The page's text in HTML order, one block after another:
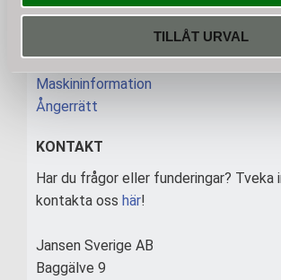
TILLÅT URVAL
Allmänna köpvillkor
Garanti och reklamation
Reservdelar
Maskininformation
Ångerrätt
KONTAKT
Har du frågor eller funderingar? Tveka
kontakta oss här!
Jansen Sverige AB
Baggälve 9